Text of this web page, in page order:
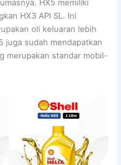
HX5 memiliki
HX3 API SL. Ini
oli keluaran lebih
juga sudah mendapatkan
merupakan standar mobil-